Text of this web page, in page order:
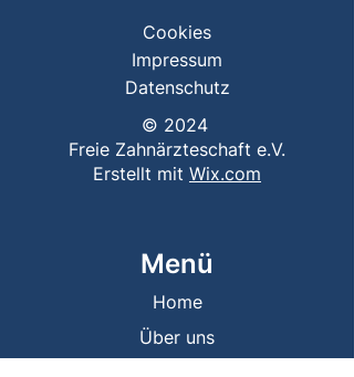
Cookies
Impressum
Datenschutz
© 2024
Freie Zahnärzteschaft e.V.
Erstellt mit Wix.com
Menü
Home
Über uns